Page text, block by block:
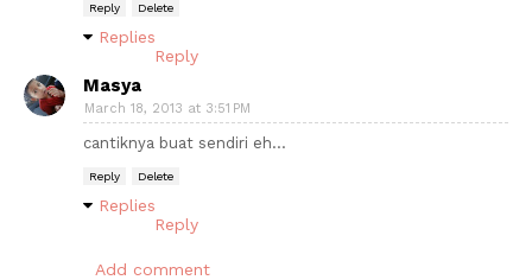
Reply Delete
Replies
Reply
Masya
March 18, 2013 at 3:51 PM
cantiknya buat sendiri eh...
Reply Delete
Replies
Reply
Add comment